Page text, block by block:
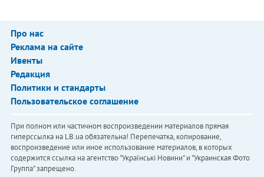
Про нас
Реклама на сайте
Ивенты
Редакция
Политики и стандарты
Пользовательское соглашение
При полном или частичном воспроизведении материалов прямая
гиперссылка на LB.ua обязательна! Перепечатка, копирование,
воспроизведение или иное использование материалов, в которых
содержится ссылка на агентство "Українськi Новини" и "Украинская Фото
Группа" запрещено.